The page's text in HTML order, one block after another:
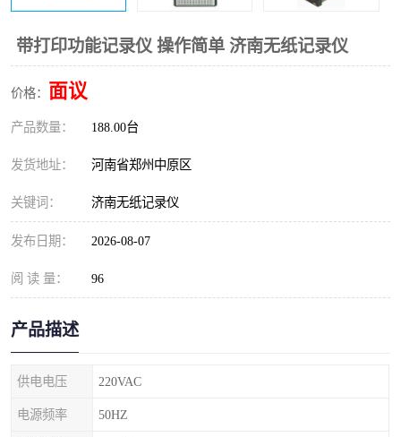
带打印功能记录仪 操作简单 济南无纸记录仪
价格： 面议
产品数量： 188.00台
发货地址： 河南省郑州中原区
关键词： 济南无纸记录仪
发布日期： 2026-08-07
阅 读 量： 96
产品描述
供电电压 220VAC
电源频率 50HZ